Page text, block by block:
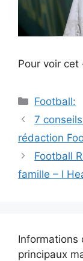
Pour voir cet
Catégories
Football:
Navigation
des
7
rédaction
Football
famille – I
Informations
principaux